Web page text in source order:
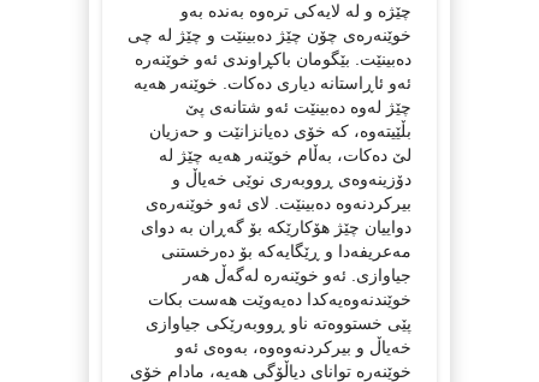
چێژە و لە لایەکی ترەوە بەندە بەو
خوێنەرەی چۆن چێژ دەبینێت و چێژ لە چی
دەبینێت. بێگومان باکڕاوندی ئەو خوێنەرە
ئەو ئاڕاستانە دیاری دەکات. خوێنەر هەیە
چێژ لەوە دەبینێت ئەو شتانەی پێ
بڵێیتەوە، کە خۆی دەیانزانێت و حەزیان
لێ دەکات، بەڵام خوێنەر هەیە چێژ لە
دۆزینەوەی ڕووبەری نوێی خەیاڵ و
بیرکردنەوە دەبینێت. لای ئەو خوێنەرەی
دواییان چێژ هۆکارێکە بۆ گەڕان بە دوای
مەعریفەدا و ڕێگایەکە بۆ دەرخستنی
جیاوازی. ئەو خوێنەرە لەگەڵ هەر
خوێندنەوەیەکدا دەیەوێت هەست بکات
پێی خستووەتە ناو ڕووبەرێکی جیاوازی
خەیاڵ و بیرکردنەوەوە، بەوەی ئەو
خوێنەرە توانای دیاڵۆگی هەیە، مادام خۆی